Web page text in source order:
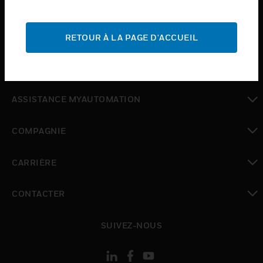
toggle view
ASSISTANCE
ASSISTANCE MYAUTOMATION
COMPAGNIE
CARRIÈRE
CONTACTER
SUIVEZ-NOUS
RETOUR À LA PAGE D'ACCUEIL